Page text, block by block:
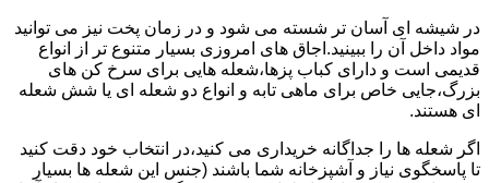
در شیشه ای آسان تر شسته می شود و در زمان پخت نیز می توانید
مواد داخل آن را ببینید.اجاق های امروزی بسیار متنوع تر از انواع
قدیمی است و دارای کباب پزها،شعله هایی برای سرخ کن های
بزرگ،جایی خاص برای ماهی تابه و انواع دو شعله ای یا شش شعله
ای هستند.
اگر شعله ها را جداگانه خریداری می کنید،در انتخاب خود دقت کنید
تا پاسخگوی نیاز و آشپزخانه شما باشند (جنس این شعله ها بسیار